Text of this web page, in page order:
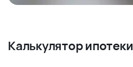
Калькулятор ипотеки